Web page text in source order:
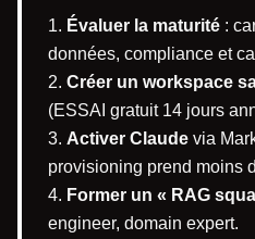
Évaluer la maturité :
données, compliance et
Créer un workspace
(ESSAI gratuit 14 jours
Activer Claude via
provisioning prend moins
Former un « RAG
engineer, domain expert.